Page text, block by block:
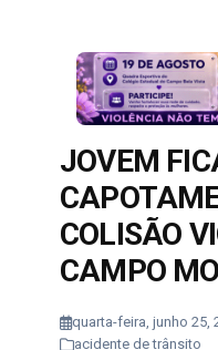
JOVEM
COLISÃO
CAMPO
quarta-feira, junho 25,
acidente de trânsito